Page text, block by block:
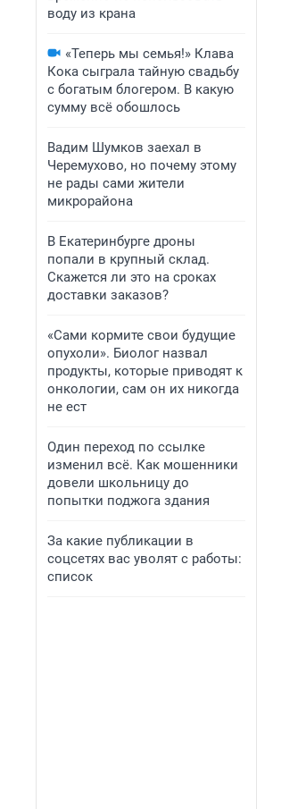
воду из крана
«Теперь мы семья!» Клава
Кока сыграла тайную свадьбу
с богатым блогером. В какую
сумму всё обошлось
Вадим Шумков заехал в
Черемухово, но почему этому
не рады сами жители
микрорайона
В Екатеринбурге дроны
попали в крупный склад.
Скажется ли это на сроках
доставки заказов?
«Сами кормите свои будущие
опухоли». Биолог назвал
продукты, которые приводят к
онкологии, сам он их никогда
не ест
Один переход по ссылке
изменил всё. Как мошенники
довели школьницу до
попытки поджога здания
За какие публикации в
соцсетях вас уволят с работы:
список